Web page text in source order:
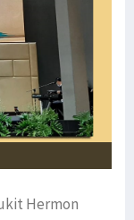
Hermon